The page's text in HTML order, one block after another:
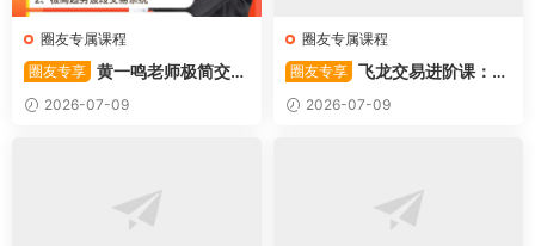
圈友专属课程
圈友专享 黄一鸣老师极简交易
系统2026-07-09
圈友专属课程
圈友专享 飞龙交易进阶课：共
振战法
2026-07-09